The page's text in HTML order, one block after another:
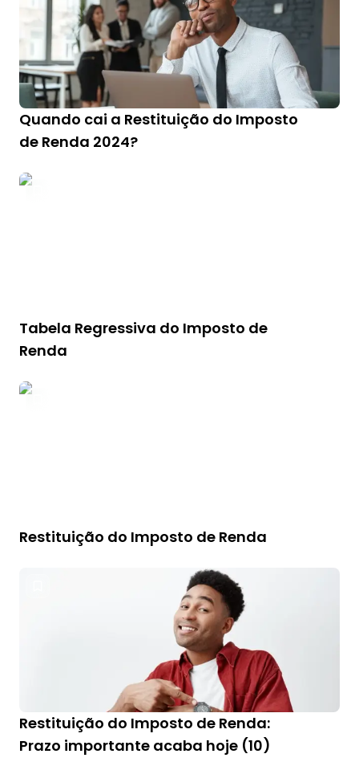
Quando cai a Restituição do Imposto
de Renda 2024?
Tabela Regressiva do Imposto de
Renda
Restituição do Imposto de Renda
Restituição do Imposto de Renda:
Prazo importante acaba hoje (10)